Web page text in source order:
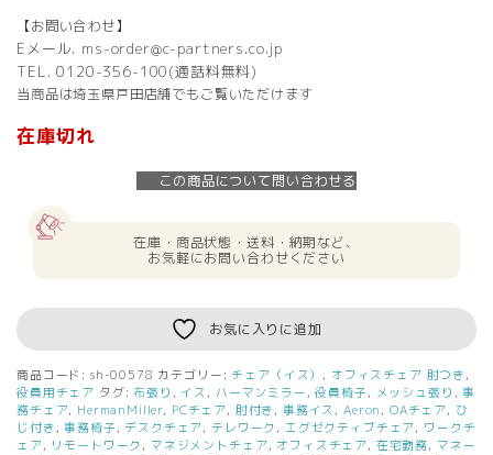
【お問い合わせ】
Eメール. ms-order@c-partners.co.jp
TEL. 0120-356-100(通話料無料)
当商品は埼玉県戸田店舗でもご覧いただけます
在庫切れ
この商品について問い合わせる
在庫・商品状態・送料・納期など、
お気軽にお問い合わせください
お気に入りに追加
商品コード: sh-00578 カテゴリー: チェア（イス） , オフィスチェア 肘つき ,
役員用チェア タグ:布張り ,イス , ハーマンミラー ,役員椅子 , メッシュ張り ,事
務チェア, HermanMiller, PCチェア , 肘付き , 事務イス ,Aeron , OAチェア , ひ
じ付き ,事務椅子 , デスクチェア , テレワーク , エグゼクティブチェア , ワークチ
ェア , リモートワーク , マネジメントチェア , オフィスチェア , 在宅勤務, マネー